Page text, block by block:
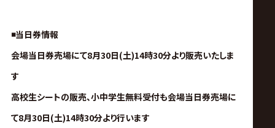
リ
ン
グ・
◾️当日券情報
会場当日券売場にて8月30日(土)14時30分より販売いたしま
す
高校生シートの販売、小中学生無料受付も会場当日券売場に
て8月30日(土)14時30分より行います